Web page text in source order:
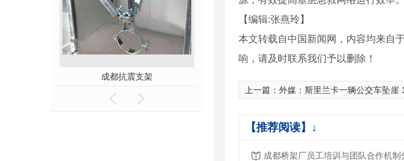
成都抗震支架
【编辑:张燕玲】
本文转载自中国新闻网，内容均来自
响，请及时联系我们予以删除！
上一篇： 外媒：斯里兰卡一辆公交车坠崖 14
【推荐阅读】↓
成都桥架厂员工培训与团队合作机制